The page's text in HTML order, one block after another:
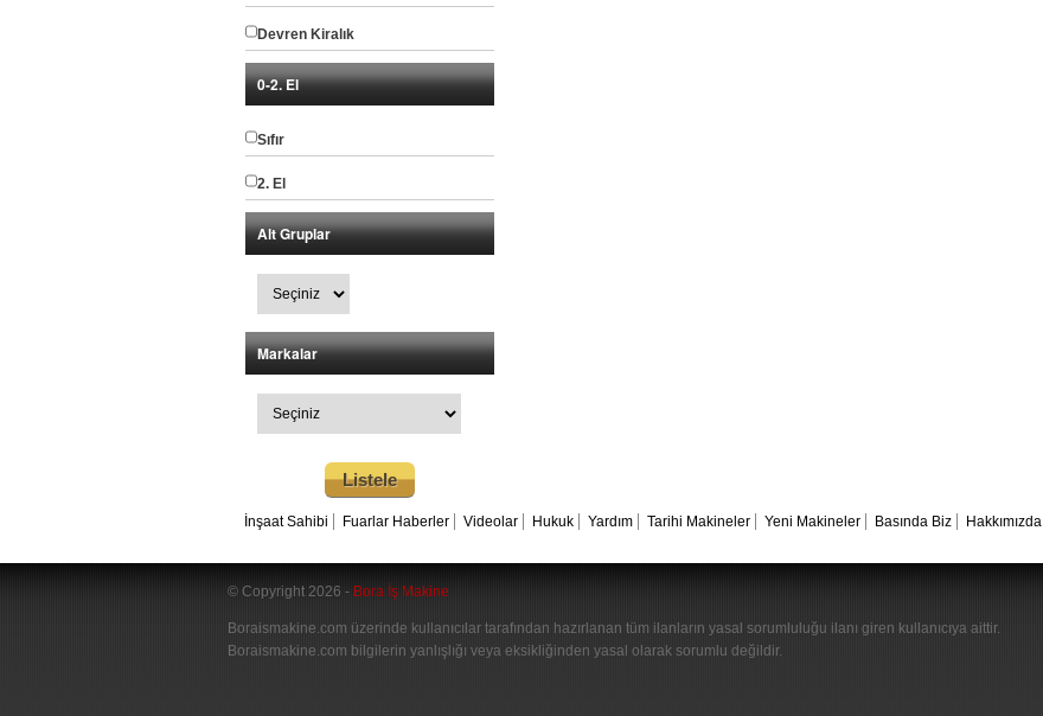
Devren Kiralık
0-2. El
Sıfır
2. El
Alt Gruplar
Markalar
İnşaat Sahibi Fuarlar Haberler Videolar Hukuk Yardım Tarihi Makineler Yeni Makineler Basında Biz Hakkımızda
© Copyright 2026 - Bora İş Makine
Boraismakine.com üzerinde kullanıcılar tarafından hazırlanan tüm ilanların yasal sorumluluğu ilanı giren kullanıcıya aittir.
Boraismakine.com bilgilerin yanlışlığı veya eksikliğinden yasal olarak sorumlu değildir.